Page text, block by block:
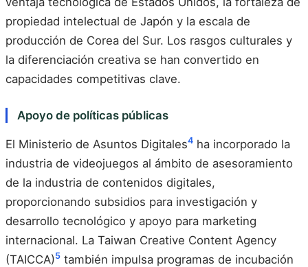
propiedad intelectual de Japón y la escala de
producción de Corea del Sur. Los rasgos culturales y
la diferenciación creativa se han convertido en
capacidades competitivas clave.
Apoyo de políticas públicas
El Ministerio de Asuntos Digitales4 ha incorporado la
industria de videojuegos al ámbito de asesoramiento
de la industria de contenidos digitales,
proporcionando subsidios para investigación y
desarrollo tecnológico y apoyo para marketing
internacional. La Taiwan Creative Content Agency
(TAICCA)5 también impulsa programas de incubación